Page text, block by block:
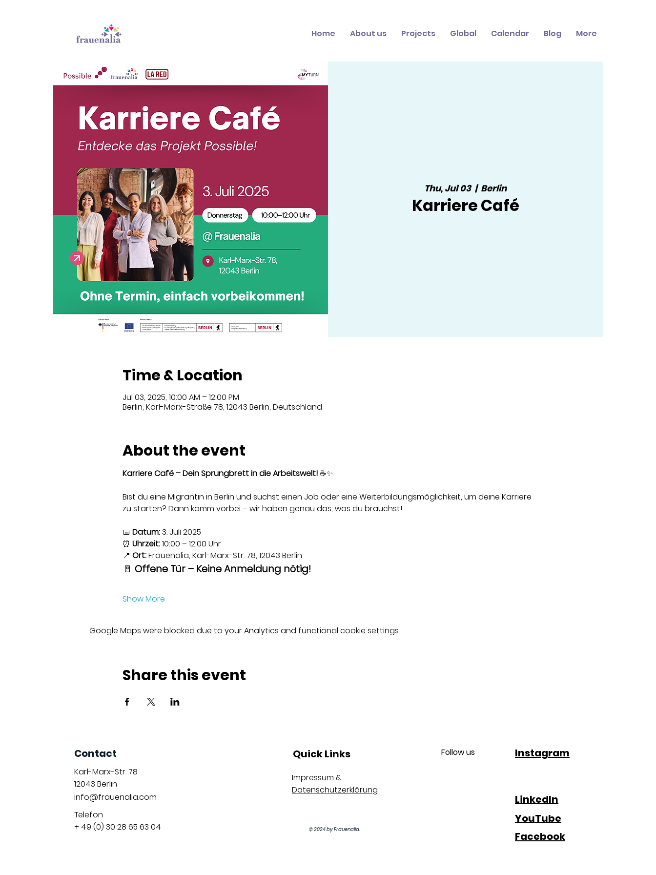
Home About us Projects Global Calendar Blog More
Thu, Jul 03
  |
Berlin
Karriere Café
Time & Location
Jul 03, 2025, 10:00 AM – 12:00 PM
Berlin, Karl-Marx-Straße 78, 12043 Berlin, Deutschland
About the event
Karriere Café – Dein Sprungbrett in die Arbeitswelt! ☕✨
Bist du eine Migrantin in Berlin und suchst einen Job oder eine Weiterbildungsmöglichkeit, um deine Karriere
zu starten? Dann komm vorbei – wir haben genau das, was du brauchst!
📅 Datum: 3. Juli 2025
⏰ Uhrzeit: 10:00 – 12:00 Uhr
📍 Ort: Frauenalia, Karl-Marx-Str. 78, 12043 Berlin
🚪 Offene Tür – Keine Anmeldung nötig!
Show More
Google Maps were blocked due to your Analytics and functional cookie settings.
Share this event
Contact
Karl-Marx-Str. 78
12043 Berlin
info@frauenalia.com
Telefon
+ 49 (0) 30 28 65 63 04
Quick Links
Impressum &
Datenschutzerklärung
Follow us Instagram
LinkedIn
YouTube
Facebook
© 2024 by Frauenalia.